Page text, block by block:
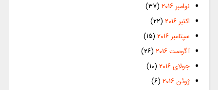
نوامبر 2016
(37)
اکتبر 2016
(22)
سپتامبر 2016
(15)
آگوست 2016
(26)
جولای 2016
(10)
ژوئن 2016
(6)